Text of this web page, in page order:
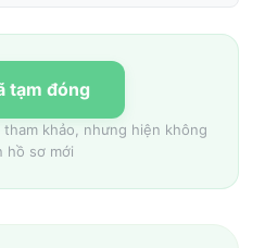
tạm đóng
khảo, nhưng hiện không
hồ sơ mới